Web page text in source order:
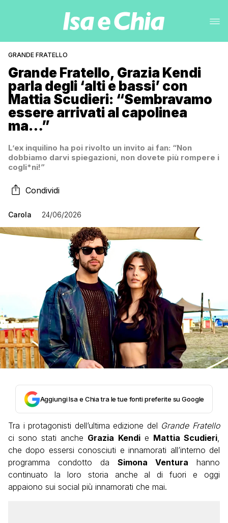
GRANDE FRATELLO
Grande Fratello, Grazia Kendi
parla degli ‘alti e bassi’ con
Mattia Scudieri: “Sembravamo
essere arrivati al capolinea
ma…”
L’ex inquilino ha poi rivolto un invito ai fan: “Non
dobbiamo darvi spiegazioni, non dovete più rompere i
cogli*ni!”
Condividi
Carola 24/06/2026
Aggiungi Isa e Chia tra le tue fonti preferite su Google
Tra i protagonisti dell’ultima edizione del Grande Fratello
ci sono stati anche Grazia Kendi e Mattia Scudieri,
che dopo essersi conosciuti e innamorati all’interno del
programma condotto da Simona Ventura hanno
continuato la loro storia anche al di fuori e oggi
appaiono sui social più innamorati che mai.